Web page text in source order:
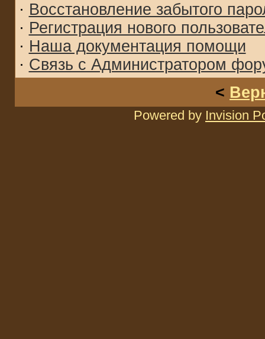
· Восстановление забытого
· Регистрация нового
· Наша документация помощи
· Связь с Администратором
<
Powered by Invision